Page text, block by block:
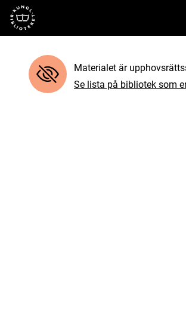
Till startsidan
Materialet är
Se lista på bibliotek som